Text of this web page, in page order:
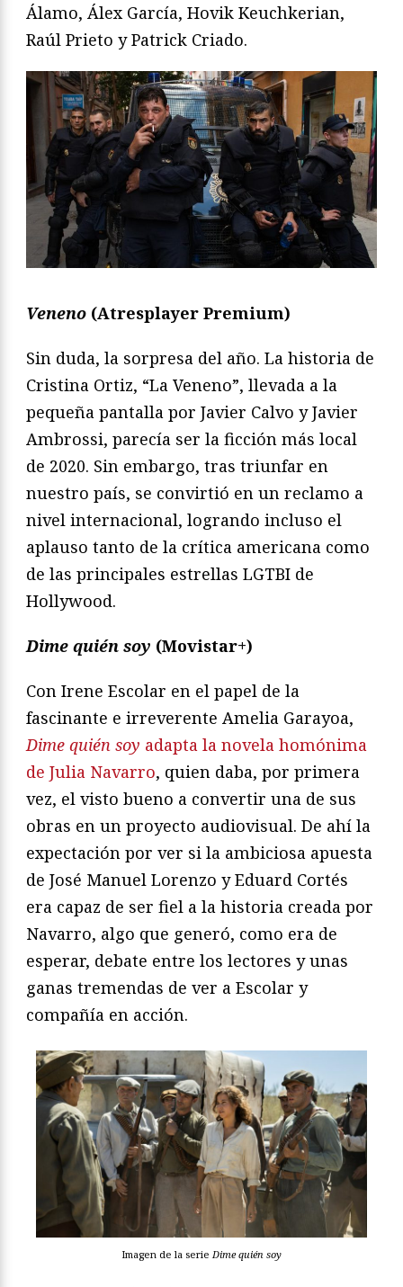
Álamo, Álex García, Hovik Keuchkerian,
Raúl Prieto y Patrick Criado.
Veneno (Atresplayer Premium)
Sin duda, la sorpresa del año. La historia de
Cristina Ortiz, “La Veneno”, llevada a la
pequeña pantalla por Javier Calvo y Javier
Ambrossi, parecía ser la ficción más local
de 2020. Sin embargo, tras triunfar en
nuestro país, se convirtió en un reclamo a
nivel internacional, logrando incluso el
aplauso tanto de la crítica americana como
de las principales estrellas LGTBI de
Hollywood.
Dime quién soy (Movistar+)
Con Irene Escolar en el papel de la
fascinante e irreverente Amelia Garayoa,
Dime quién soy adapta la novela homónima
de Julia Navarro, quien daba, por primera
vez, el visto bueno a convertir una de sus
obras en un proyecto audiovisual. De ahí la
expectación por ver si la ambiciosa apuesta
de José Manuel Lorenzo y Eduard Cortés
era capaz de ser fiel a la historia creada por
Navarro, algo que generó, como era de
esperar, debate entre los lectores y unas
ganas tremendas de ver a Escolar y
compañía en acción.
Imagen de la serie Dime quién soy